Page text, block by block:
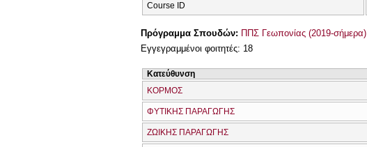
Course ID
Πρόγραμμα Σπουδών: ΠΠΣ Γεωπονίας (2019-σήμερα)
Εγγεγραμμένοι φοιτητές: 18
Κατεύθυνση
ΚΟΡΜΟΣ
ΦΥΤΙΚΗΣ ΠΑΡΑΓΩΓΗΣ
ΖΩΙΚΗΣ ΠΑΡΑΓΩΓΗΣ